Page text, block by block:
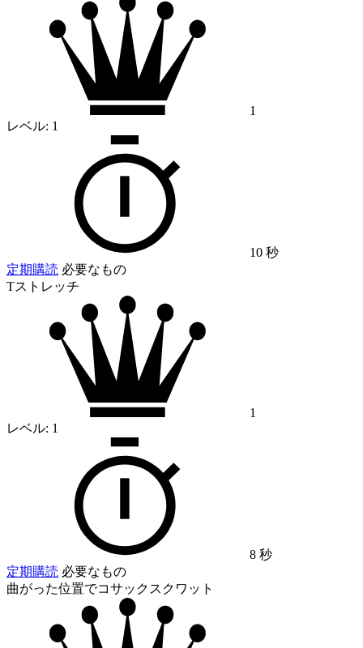
1
レベル: 1
10 秒
定期購読 必要なもの
Tストレッチ
1
レベル: 1
8 秒
定期購読 必要なもの
曲がった位置でコサックスクワット